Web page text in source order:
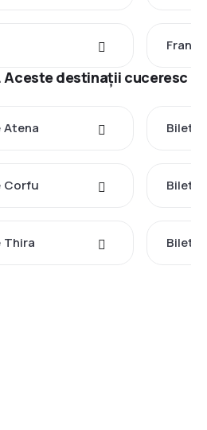
Aceste destinații cuceresc
Atena Bilete
Corfu Bilete
Thira Bilete